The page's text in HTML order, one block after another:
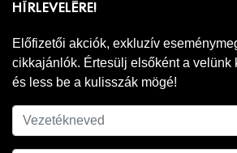
HÍRLEVELÉRE!
Előfizetői akciók, exkluzív
cikkajánlók. Értesülj elsőként a velünk
és less be a kulisszák mögé!